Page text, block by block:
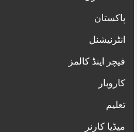
پاکستان
انٹرنیشنل
فیچر اینڈ کالمز
کاروبار
تعلیم
میڈیا کارنر